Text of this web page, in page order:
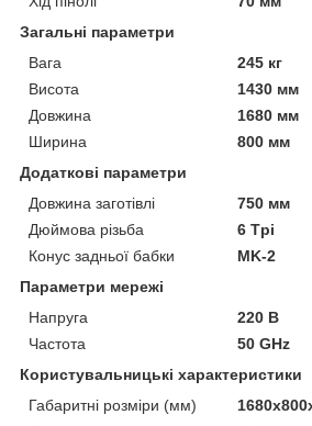
Загальні параметри
Вага
245 кг
Висота
1430 мм
Довжина
1680 мм
Ширина
800 мм
Додаткові параметри
Довжина заготівлі
750 мм
Дюймова різьба
6 Tpi
Конус задньої бабки
MK-2
Параметри мережі
Напруга
220 В
Частота
50 GHz
Користувальницькі характеристики
Габаритні розміри (мм)